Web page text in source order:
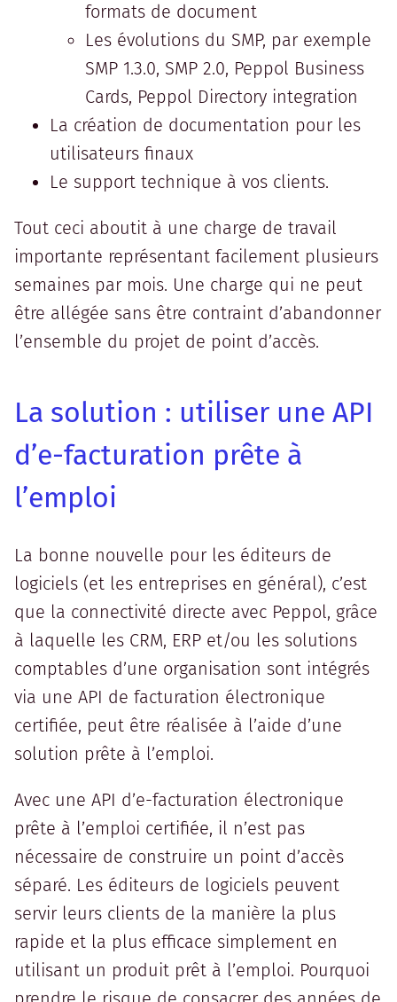
formats de document
Les évolutions du SMP, par exemple
SMP 1.3.0, SMP 2.0, Peppol Business
Cards, Peppol Directory integration
La création de documentation pour les
utilisateurs finaux
Le support technique à vos clients.
Tout ceci aboutit à une charge de travail
importante représentant facilement plusieurs
semaines par mois. Une charge qui ne peut
être allégée sans être contraint d’abandonner
l’ensemble du projet de point d’accès.
La solution : utiliser une API
d’e-facturation prête à
l’emploi
La bonne nouvelle pour les éditeurs de
logiciels (et les entreprises en général), c’est
que la connectivité directe avec Peppol, grâce
à laquelle les CRM, ERP et/ou les solutions
comptables d’une organisation sont intégrés
via une API de facturation électronique
certifiée, peut être réalisée à l’aide d’une
solution prête à l’emploi.
Avec une API d’e-facturation électronique
prête à l’emploi certifiée, il n’est pas
nécessaire de construire un point d’accès
séparé. Les éditeurs de logiciels peuvent
servir leurs clients de la manière la plus
rapide et la plus efficace simplement en
utilisant un produit prêt à l’emploi. Pourquoi